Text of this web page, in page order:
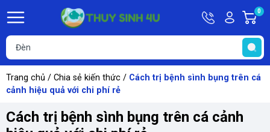
HotlineTài
khoản
Hello,
Khách
0
Trang chủ / Chia sẻ kiến thức / Cách trị bệnh sình bụng trên cá
cảnh hiệu quả với chi phí rẻ
Cách trị bệnh sình bụng trên cá cảnh